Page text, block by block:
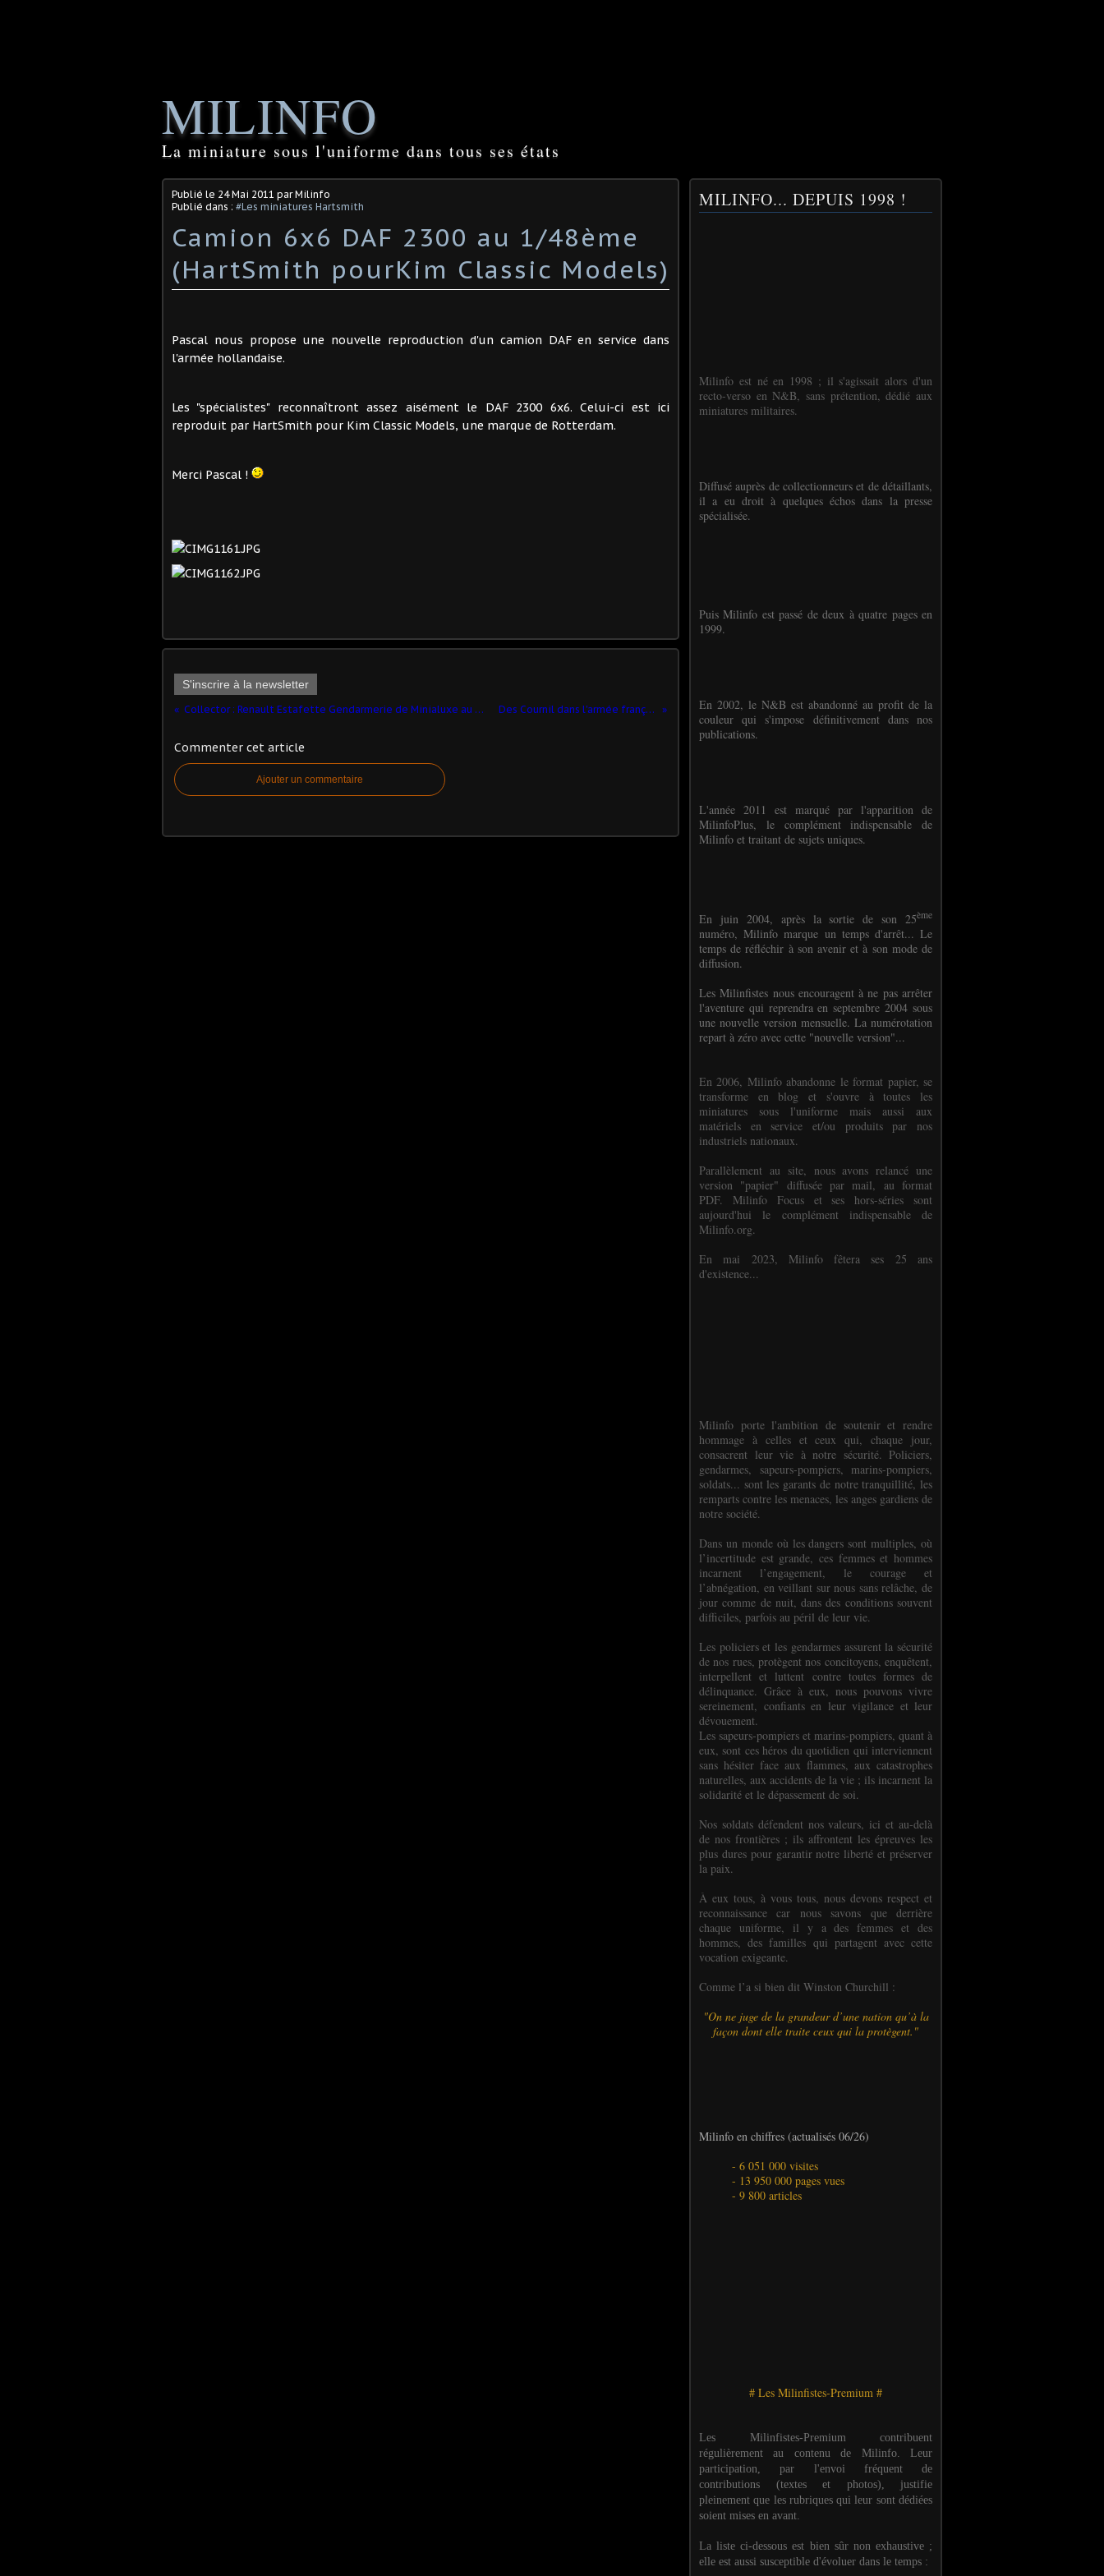
MILINFO
La miniature sous l'uniforme dans tous ses états
Publié le 24 Mai 2011 par Milinfo
Publié dans : #Les miniatures Hartsmith
Camion 6x6 DAF 2300 au 1/48ème
(HartSmith pourKim Classic Models)
Pascal nous propose une nouvelle reproduction d'un camion DAF en service dans
l'armée hollandaise.
Les "spécialistes" reconnaîtront assez aisément le DAF 2300 6x6. Celui-ci est ici
reproduit par HartSmith pour Kim Classic Models, une marque de Rotterdam.
Merci Pascal !
S'inscrire à la newsletter
Collector : Renault Estafette Gendarmerie de Minialuxe au 1/43ème Des Cournil dans l'armée française ?
Commenter cet article
Ajouter un commentaire
MILINFO... DEPUIS 1998 !
Milinfo est né en 1998 ; il s'agissait alors d'un
recto-verso en N&B, sans prétention, dédié aux
miniatures militaires.
Diffusé auprès de collectionneurs et de détaillants,
il a eu droit à quelques échos dans la presse
spécialisée.
Puis Milinfo est passé de deux à quatre pages en
1999.
En 2002, le N&B est abandonné au profit de la
couleur qui s'impose définitivement dans nos
publications.
L'année 2011 est marqué par l'apparition de
MilinfoPlus, le complément indispensable de
Milinfo et traitant de sujets uniques.
En juin 2004, après la sortie de son 25ème
numéro, Milinfo marque un temps d'arrêt... Le
temps de réfléchir à son avenir et à son mode de
diffusion.
Les Milinfistes nous encouragent à ne pas arrêter
l'aventure qui reprendra en septembre 2004 sous
une nouvelle version mensuelle. La numérotation
repart à zéro avec cette "nouvelle version"...
En 2006, Milinfo abandonne le format papier, se
transforme en blog et s'ouvre à toutes les
miniatures sous l'uniforme mais aussi aux
matériels en service et/ou produits par nos
industriels nationaux.
Parallèlement au site, nous avons relancé une
version "papier" diffusée par mail, au format
PDF. Milinfo Focus et ses hors-séries sont
aujourd'hui le complément indispensable de
Milinfo.org.
En mai 2023, Milinfo fêtera ses 25 ans
d'existence...
Milinfo porte l'ambition de soutenir et rendre
hommage à celles et ceux qui, chaque jour,
consacrent leur vie à notre sécurité. Policiers,
gendarmes, sapeurs-pompiers, marins-pompiers,
soldats... sont les garants de notre tranquillité, les
remparts contre les menaces, les anges gardiens de
notre société.
Dans un monde où les dangers sont multiples, où
l’incertitude est grande, ces femmes et hommes
incarnent l’engagement, le courage et
l’abnégation, en veillant sur nous sans relâche, de
jour comme de nuit, dans des conditions souvent
difficiles, parfois au péril de leur vie.
Les policiers et les gendarmes assurent la sécurité
de nos rues, protègent nos concitoyens, enquêtent,
interpellent et luttent contre toutes formes de
délinquance. Grâce à eux, nous pouvons vivre
sereinement, confiants en leur vigilance et leur
dévouement.
Les sapeurs-pompiers et marins-pompiers, quant à
eux, sont ces héros du quotidien qui interviennent
sans hésiter face aux flammes, aux catastrophes
naturelles, aux accidents de la vie ; ils incarnent la
solidarité et le dépassement de soi.
Nos soldats défendent nos valeurs, ici et au-delà
de nos frontières ; ils affrontent les épreuves les
plus dures pour garantir notre liberté et préserver
la paix.
À eux tous, à vous tous, nous devons respect et
reconnaissance car nous savons que derrière
chaque uniforme, il y a des femmes et des
hommes, des familles qui partagent avec cette
vocation exigeante.
Comme l’a si bien dit Winston Churchill :
"On ne juge de la grandeur d’une nation qu’à la
façon dont elle traite ceux qui la protègent."
Milinfo en chiffres (actualisés 06/26)
- 6 051 000 visites
- 13 950 000 pages vues
- 9 800 articles
# Les Milinfistes-Premium #
Les Milinfistes-Premium contribuent
régulièrement au contenu de Milinfo. Leur
participation, par l'envoi fréquent de
contributions (textes et photos), justifie
pleinement que les rubriques qui leur sont dédiées
soient mises en avant.
La liste ci-dessous est bien sûr non exhaustive ;
elle est aussi susceptible d'évoluer dans le temps :